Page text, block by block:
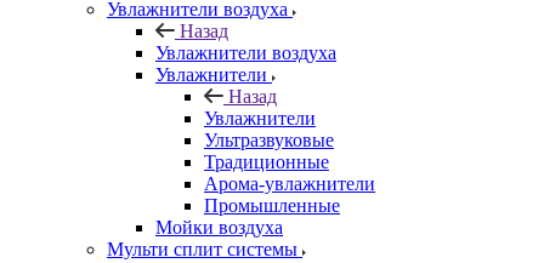
Увлажнители воздуха
Назад
Увлажнители воздуха
Увлажнители
Назад
Увлажнители
Ультразвуковые
Традиционные
Арома-увлажнители
Промышленные
Мойки воздуха
Мульти сплит системы